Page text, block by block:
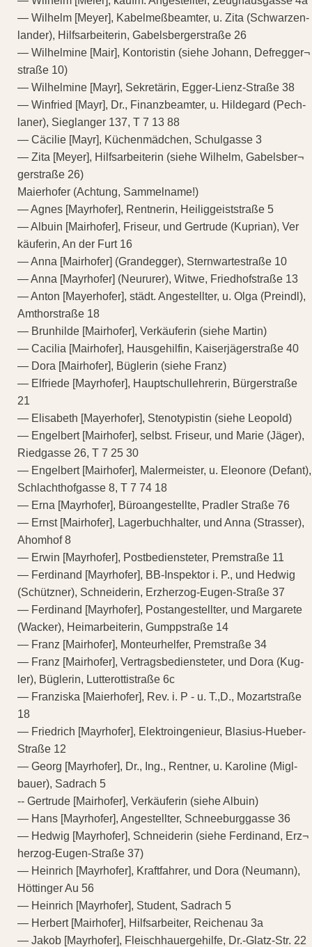
— Wilhelm [Meyer], Kabelmeßbeamter, u. Zita (Schwarzen-
lander), Hilfsarbeiterin, Gabelsbergerstraße 26
— Wilhelmine [Mair], Kontoristin (siehe Johann, Defregger¬
straße 10)
— Wilhelmine [Mayr], Sekretärin, Egger-Lienz-Straße 38
— Winfried [Mayr], Dr., Finanzbeamter, u. Hildegard (Pech-
laner), Sieglanger 137, T 7 13 88
— Cäcilie [Mayr], Küchenmädchen, Schulgasse 3
— Zita [Meyer], Hilfsarbeiterin (siehe Wilhelm, Gabelsber¬
gerstraße 26)
Maierhofer (Achtung, Sammelname!)
— Agnes [Mayrhofer], Rentnerin, Heiliggeiststraße 5
— Albuin [Mairhofer], Friseur, und Gertrude (Kuprian), Ver
käuferin, An der Furt 16
— Anna [Mairhofer] (Grandegger), Sternwartestraße 10
— Anna [Mayrhofer] (Neururer), Witwe, Friedhofstraße 13
— Anton [Mayerhofer], städt. Angestellter, u. Olga (Preindl),
Amthorstraße 18
— Brunhilde [Mairhofer], Verkäuferin (siehe Martin)
— Cacilia [Mairhofer], Hausgehilfin, Kaiserjägerstraße 40
— Dora [Mairhofer], Büglerin (siehe Franz)
— Elfriede [Mayrhofer], Hauptschullehrerin, Bürgerstraße
21
— Elisabeth [Mayerhofer], Stenotypistin (siehe Leopold)
— Engelbert [Mairhofer], selbst. Friseur, und Marie (Jäger),
Riedgasse 26, T 7 25 30
— Engelbert [Mairhofer], Malermeister, u. Eleonore (Defant),
Schlachthofgasse 8, T 7 74 18
— Erna [Mayrhofer], Büroangestellte, Pradler Straße 76
— Ernst [Mairhofer], Lagerbuchhalter, und Anna (Strasser),
Ahomhof 8
— Erwin [Mayrhofer], Postbediensteter, Premstraße 11
— Ferdinand [Mayrhofer], BB-Inspektor i. P., und Hedwig
(Schützner), Schneiderin, Erzherzog-Eugen-Straße 37
— Ferdinand [Mayrhofer], Postangestellter, und Margarete
(Wacker), Heimarbeiterin, Gumppstraße 14
— Franz [Mairhofer], Monteurhelfer, Premstraße 34
— Franz [Mairhofer], Vertragsbediensteter, und Dora (Kug-
ler), Büglerin, Lutterottistraße 6c
— Franziska [Maierhofer], Rev. i. P - u. T.,D., Mozartstraße
18
— Friedrich [Mayrhofer], Elektroingenieur, Blasius-Hueber-
Straße 12
— Georg [Mayrhofer], Dr., Ing., Rentner, u. Karoline (Migl-
bauer), Sadrach 5
-- Gertrude [Mairhofer], Verkäuferin (siehe Albuin)
— Hans [Mayrhofer], Angestellter, Schneeburggasse 36
— Hedwig [Mayrhofer], Schneiderin (siehe Ferdinand, Erz¬
herzog-Eugen-Straße 37)
— Heinrich [Mayrhofer], Kraftfahrer, und Dora (Neumann),
Höttinger Au 56
— Heinrich [Mayrhofer], Student, Sadrach 5
— Herbert [Mairhofer], Hilfsarbeiter, Reichenau 3a
— Jakob [Mayrhofer], Fleischhauergehilfe, Dr.-Glatz-Str. 22